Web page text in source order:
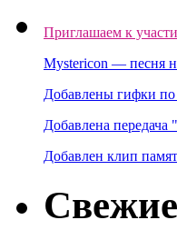
Приглашаем к
Mystericon — песня
Добавлены гифки
Добавлена
Добавлен клип